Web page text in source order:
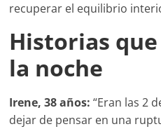
recuperar el equilibrio
Historias
la noche
Irene, 38 años: “Eran las 2
dejar de pensar en una